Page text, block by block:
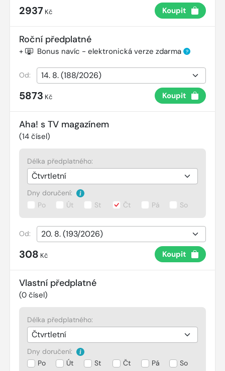
2937 Kč Koupit
Roční předplatné
+ Bonus navíc - elektronická verze zdarma ?
Od:
5873 Kč Koupit
Aha! s TV magazínem
(14 čísel)
Délka předplatného:
Dny doručení:
Po
Út St Čt Pá So
Od:
308 Kč Koupit
Vlastní předplatné
(0 čísel)
Délka předplatného:
Dny doručení:
Po
Út St Čt Pá So